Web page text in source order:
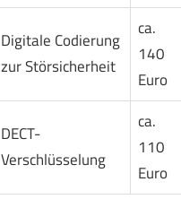
Digitale Codierung
zur Störsicherheit
ca.
140
Euro
DECT-
Verschlüsselung
ca.
110
Euro